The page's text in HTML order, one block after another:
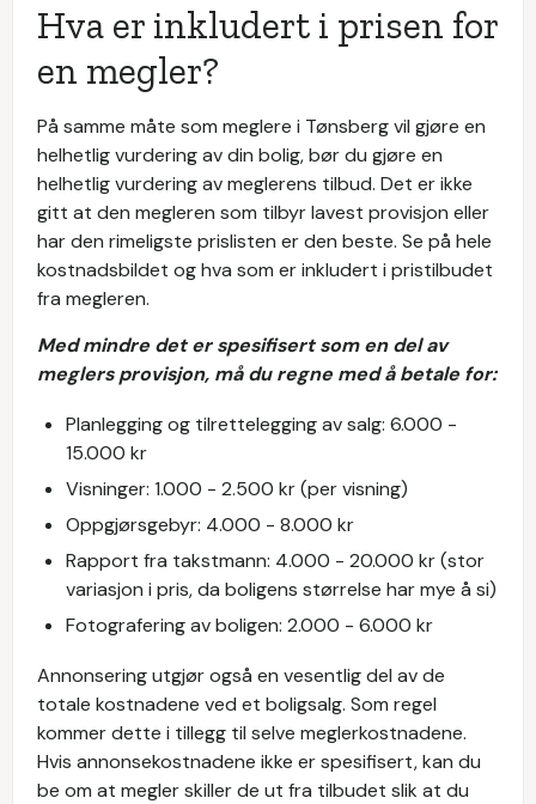
Hva er inkludert i prisen for
en megler?
På samme måte som meglere i Tønsberg vil gjøre en
helhetlig vurdering av din bolig, bør du gjøre en
helhetlig vurdering av meglerens tilbud. Det er ikke
gitt at den megleren som tilbyr lavest provisjon eller
har den rimeligste prislisten er den beste. Se på hele
kostnadsbildet og hva som er inkludert i pristilbudet
fra megleren.
Med mindre det er spesifisert som en del av
meglers provisjon, må du regne med å betale for:
Planlegging og tilrettelegging av salg: 6.000 -
15.000 kr
Visninger: 1.000 - 2.500 kr (per visning)
Oppgjørsgebyr: 4.000 - 8.000 kr
Rapport fra takstmann: 4.000 - 20.000 kr (stor
variasjon i pris, da boligens størrelse har mye å si)
Fotografering av boligen: 2.000 - 6.000 kr
Annonsering utgjør også en vesentlig del av de
totale kostnadene ved et boligsalg. Som regel
kommer dette i tillegg til selve meglerkostnadene.
Hvis annonsekostnadene ikke er spesifisert, kan du
be om at megler skiller de ut fra tilbudet slik at du